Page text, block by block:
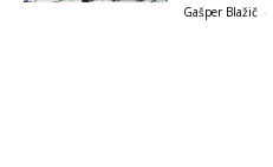
Gašper Blažič -